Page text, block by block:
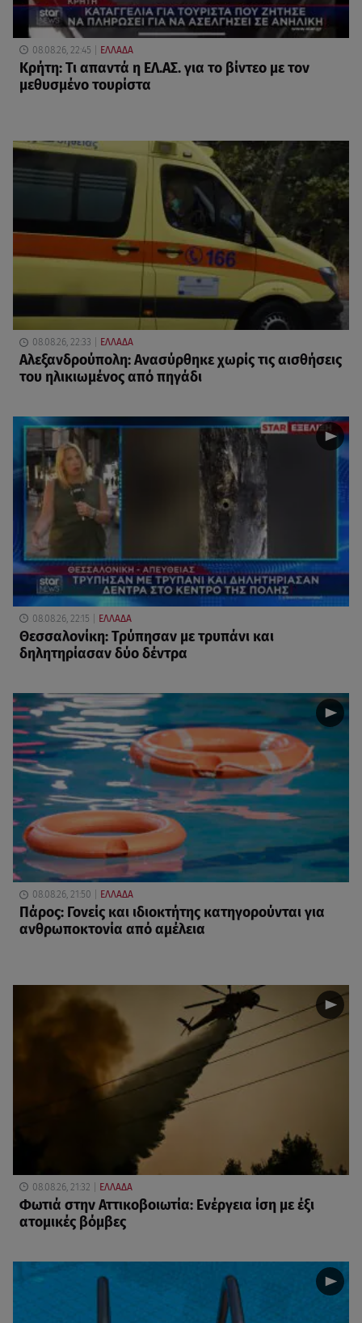
08.08.26, 22:45 ΕΛΛΑΔΑ
Κρήτη: Τι απαντά η ΕΛ.ΑΣ. για το βίντεο με τον
μεθυσμένο τουρίστα
08.08.26, 22:33 ΕΛΛΑΔΑ
Αλεξανδρούπολη: Ανασύρθηκε χωρίς τις αισθήσεις
του ηλικιωμένος από πηγάδι
08.08.26, 22:15 ΕΛΛΑΔΑ
Θεσσαλονίκη: Τρύπησαν με τρυπάνι και
δηλητηρίασαν δύο δέντρα
08.08.26, 21:50 ΕΛΛΑΔΑ
Πάρος: Γονείς και ιδιοκτήτης κατηγορούνται για
ανθρωποκτονία από αμέλεια
08.08.26, 21:32 ΕΛΛΑΔΑ
Φωτιά στην Αττικοβοιωτία: Ενέργεια ίση με έξι
ατομικές βόμβες